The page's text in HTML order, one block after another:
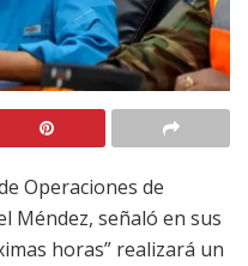
Operaciones de
Méndez, señaló en sus
horas” realizará un